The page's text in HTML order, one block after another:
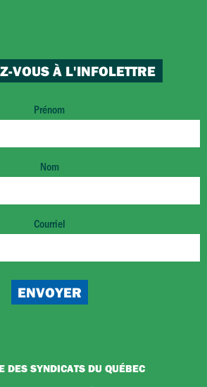
VOUS À L'INFOLETTRE
Prénom
Nom
Courriel
DES SYNDICATS DU QUÉBEC